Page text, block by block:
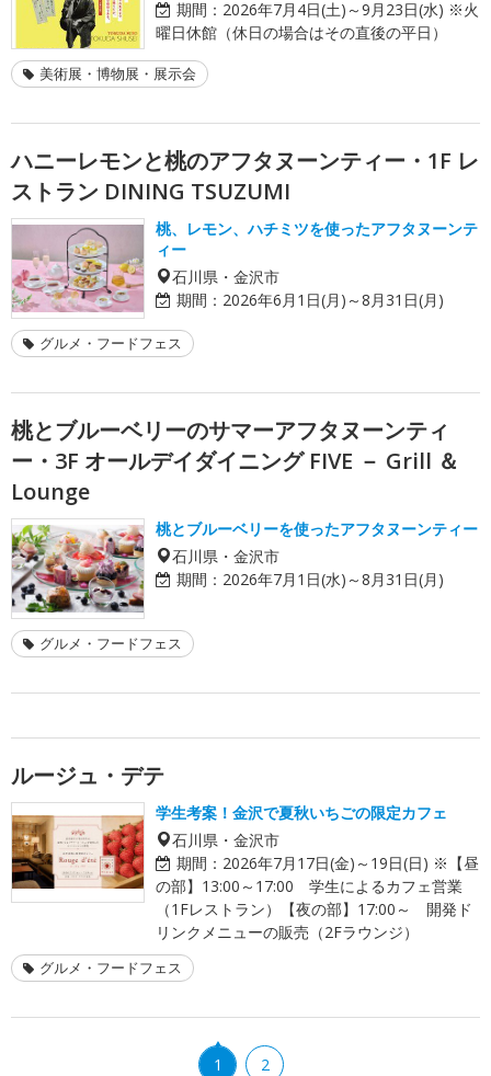
期間： 2026年7月4日(土)～9月23日(水) ※火
曜日休館（休日の場合はその直後の平日）
美術展・博物展・展示会
ハニーレモンと桃のアフタヌーンティー・1F レ
ストラン DINING TSUZUMI
桃、レモン、ハチミツを使ったアフタヌーンテ
ィー
石川県・金沢市
期間： 2026年6月1日(月)～8月31日(月)
グルメ・フードフェス
桃とブルーベリーのサマーアフタヌーンティ
ー・3F オールデイダイニング FIVE － Grill ＆
Lounge
桃とブルーベリーを使ったアフタヌーンティー
石川県・金沢市
期間： 2026年7月1日(水)～8月31日(月)
グルメ・フードフェス
ルージュ・デテ
学生考案！金沢で夏秋いちごの限定カフェ
石川県・金沢市
期間： 2026年7月17日(金)～19日(日) ※【昼
の部】13:00～17:00 学生によるカフェ営業
（1Fレストラン）【夜の部】17:00～ 開発ド
リンクメニューの販売（2Fラウンジ）
グルメ・フードフェス
1 2